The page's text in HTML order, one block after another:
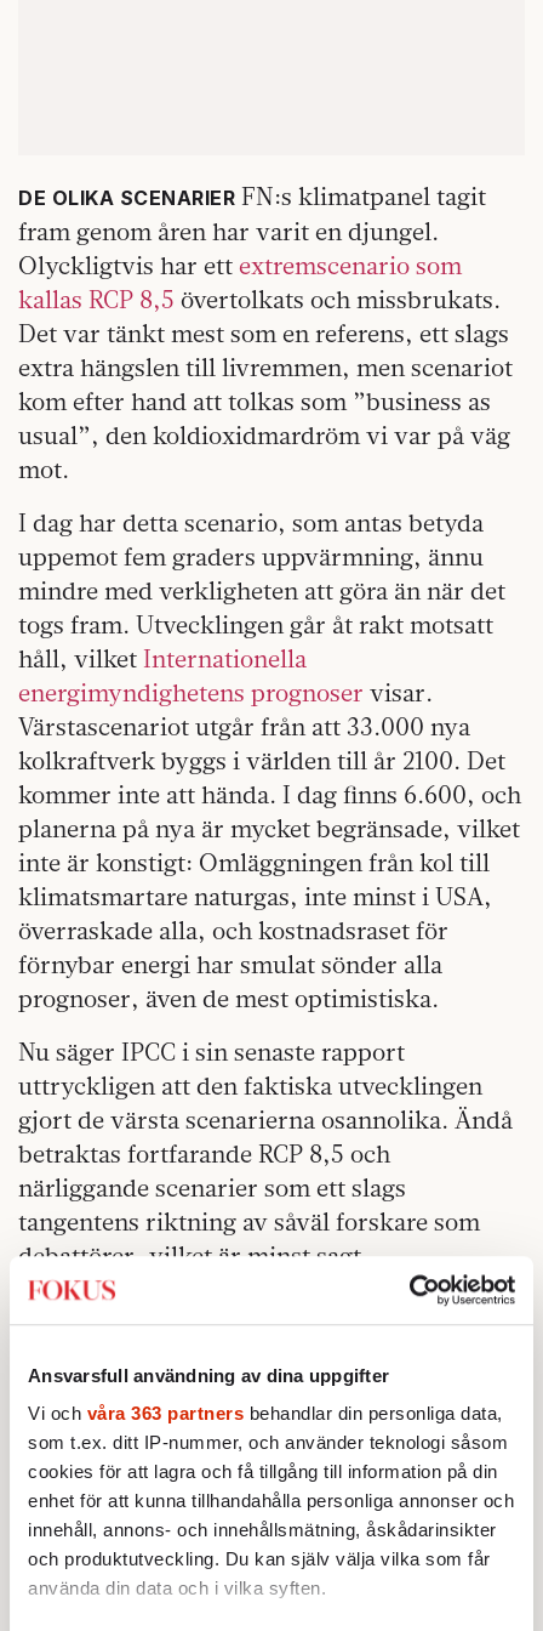
Ansvarsfull användning av dina uppgifter
Vi och våra 363 partners behandlar din personliga data,
som t.ex. ditt IP-nummer, och använder teknologi såsom
cookies för att lagra och få tillgång till information på din
enhet för att kunna tillhandahålla personliga annonser och
innehåll, annons- och innehållsmätning, åskådarinsikter
och produktutveckling. Du kan själv välja vilka som får
använda din data och i vilka syften.
DE OLIKA SCENARIER FN:s klimatpanel tagit
fram genom åren har varit en djungel.
Olyckligtvis har ett extremscenario som
kallas RCP 8,5 övertolkats och missbrukats.
Det var tänkt mest som en referens, ett slags
extra hängslen till livremmen, men scenariot
kom efter hand att tolkas som ”business as
usual”, den koldioxidmardröm vi var på väg
mot.
I dag har detta scenario, som antas betyda
uppemot fem graders uppvärmning, ännu
mindre med verkligheten att göra än när det
togs fram. Utvecklingen går åt rakt motsatt
håll, vilket Internationella
energimyndighetens prognoser visar.
Värstascenariot utgår från att 33.000 nya
kolkraftverk byggs i världen till år 2100. Det
kommer inte att hända. I dag finns 6.600, och
planerna på nya är mycket begränsade, vilket
inte är konstigt: Omläggningen från kol till
klimatsmartare naturgas, inte minst i USA,
överraskade alla, och kostnadsraset för
förnybar energi har smulat sönder alla
prognoser, även de mest optimistiska.
Nu säger IPCC i sin senaste rapport
uttryckligen att den faktiska utvecklingen
gjort de värsta scenarierna osannolika. Ändå
betraktas fortfarande RCP 8,5 och
närliggande scenarier som ett slags
tangentens riktning av såväl forskare som
debattörer, vilket är minst sagt
anmärkningsvärt med tanke på allt det ovan
nämnda.
Det finns inte längre någon seriös prognos
som innebär ett hot mot vår existens. Hur
lång tid tar det för klimatkolossen att
upptäcka det?